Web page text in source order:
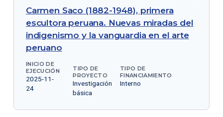
Carmen Saco (1882-1948), primera
escultora peruana. Nuevas miradas del
indigenismo y la vanguardia en el arte
peruano
INICIO DE
EJECUCIÓN
2025-11-
24
TIPO DE
PROYECTO
Investigación
básica
TIPO DE
FINANCIAMIENTO
Interno